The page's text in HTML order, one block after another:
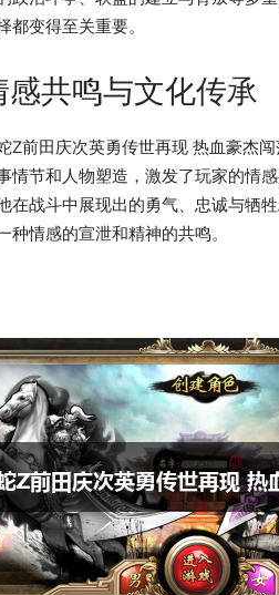
都变得至关重要。
感共鸣与文化传承
Z前田庆次英勇传世再现 热血豪杰
情节和人物塑造，激发了玩家的情
在战斗中展现出的勇气、忠诚与牺
种情感的宣泄和精神的共鸣。